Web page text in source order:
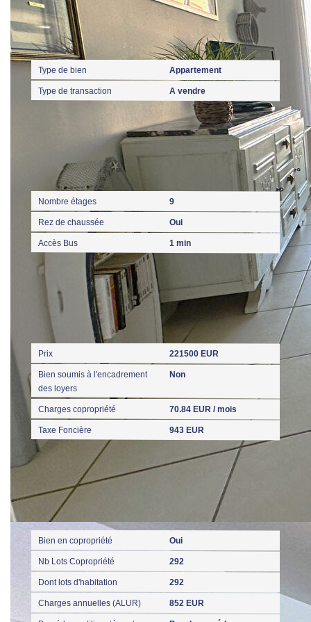
Général
Type de bien Appartement
Type de transaction A vendre
Localisation
Nombre étages 9
Rez de chaussée Oui
Accès Bus 1 min
Aspects financiers
Prix 221500 EUR
Bien soumis à l'encadrement
des loyers
Non
Charges copropriété 70.84 EUR / mois
Taxe Foncière 943 EUR
Copropriété
Bien en copropriété Oui
Nb Lots Copropriété 292
Dont lots d'habitation 292
Charges annuelles (ALUR) 852 EUR